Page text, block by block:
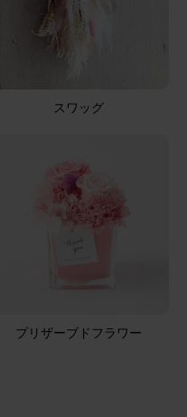
スワッグ
プリザーブドフラワー